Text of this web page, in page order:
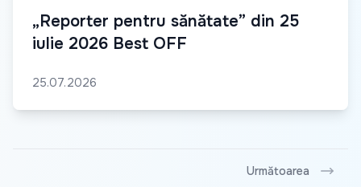
„Reporter pentru sănătate” din 25
iulie 2026 Best OFF
25.07.2026
Următoarea